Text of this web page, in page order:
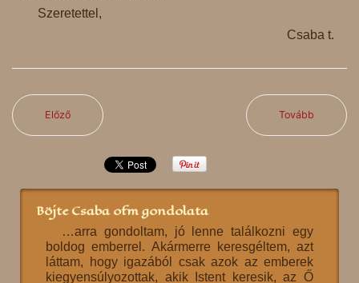
Szeretettel,
Csaba t.
Előző Tovább
Böjte Csaba ofm gondolata
…arra gondoltam, jó lenne találkozni egy
boldog emberrel. Akármerre keresgéltem, azt
láttam, hogy igazából csak azok az emberek
kiegyensúlyozottak, akik Istent keresik, az Ő